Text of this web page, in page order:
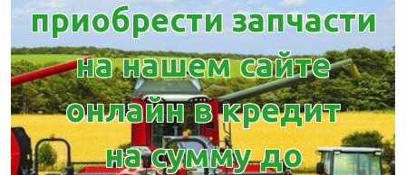
приобрести запчасти
на нашем сайте
онлайн в кредит
на сумму до